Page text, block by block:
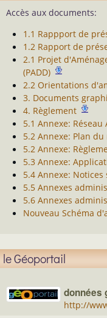
Accès aux documents:
1.1 Rappport de
1.2 Rapport de
2.1 Projet
(PADD)
2.2 Orientations
3. Documents
4. Règlement
5.1 Annexe: Réseau
5.2 Annexe: Plan
5.2 Annexe:
5.3 Annexe:
5.4 Annexe:
5.5 Annexes
5.6 Annexes
Nouveau Schéma
le Géoportail
données
http://